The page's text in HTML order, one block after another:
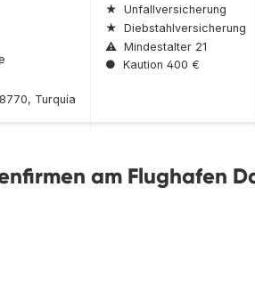
Turquía
★ Unfallversicherung
★ Diebstahlversicherung
⚠ Mindestalter 21
● Kaution 400 €
am Flughafen